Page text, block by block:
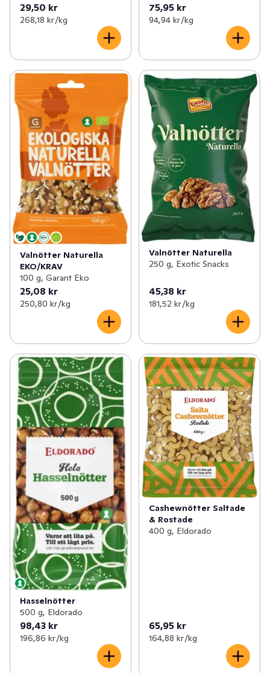
29,50 kr
268,18 kr /kg
75,95 kr
94,94 kr /kg
Valnötter Naturella
EKO/KRAV
100 g, Garant Eko
25,08 kr
250,80 kr /kg
Valnötter Naturella
250 g, Exotic Snacks
45,38 kr
181,52 kr /kg
Hasselnötter
500 g, Eldorado
98,43 kr
196,86 kr /kg
Cashewnötter Saltade
& Rostade
400 g, Eldorado
65,95 kr
164,88 kr /kg